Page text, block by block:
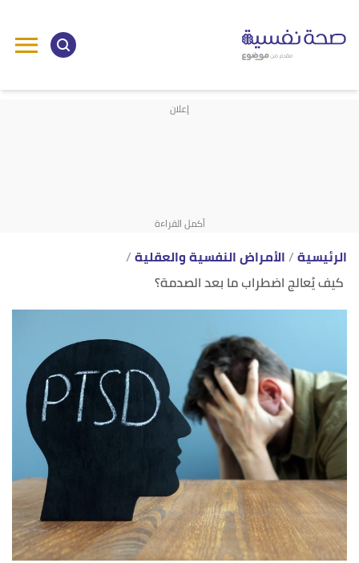
الرئيسية الأمراض النفسية والعقلية
كيف يُعالج اضطراب ما بعد الصدمة؟